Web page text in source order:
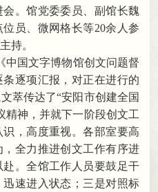
。馆党委委员、副馆长魏
员、微网格长等20余人参
持。
中国文字博物馆创文问题督
条逐项汇报 ， 对正在进行的
萃传达了“安阳市创建全国
精神 ， 并就下一阶段创文工
识 ，高度重视。各部室要高
，全力推进创文工作有序进
赴 。全馆工作人员要鼓足干
迅速进入状态 ； 三是对照标